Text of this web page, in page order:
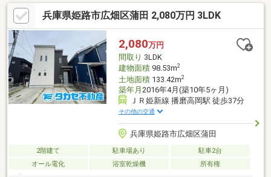
兵庫県姫路市広畑区蒲田 2,080万円 3LDK
2,080万円
間取り 3LDK
建物面積98.53m2
土地面積133.42m2
築年月 2016年4月(築10年5ヶ月)
ＪＲ姫新線 播磨高岡駅 徒歩37分
その他の交通
兵庫県姫路市広畑区蒲田
2階建て 駐車場あり
駐車2台
オール電化
浴室乾燥機 所有権